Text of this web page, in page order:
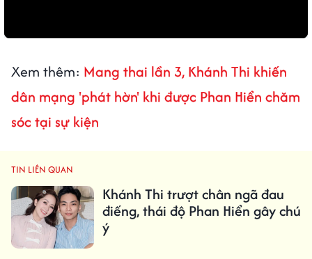
Xem thêm: Mang thai lần 3, Khánh Thi khiến
dân mạng 'phát hờn' khi được Phan Hiển chăm
sóc tại sự kiện
TIN LIÊN QUAN
Khánh Thi trượt chân ngã đau
điếng, thái độ Phan Hiển gây chú
ý